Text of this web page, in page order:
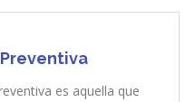
es aquella que